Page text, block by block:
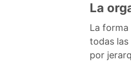
La
La forma
todas
por